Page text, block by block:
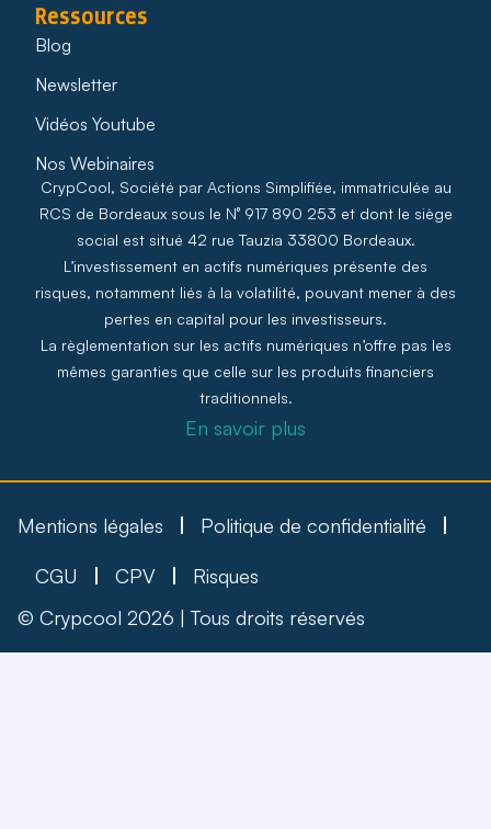
Ressources
Blog
Newsletter
Vidéos Youtube
Nos Webinaires
CrypCool, Société par Actions Simplifiée, immatriculée au
RCS de Bordeaux sous le N° 917 890 253 et dont le siège
social est situé 42 rue Tauzia 33800 Bordeaux.
L’investissement en actifs numériques présente des
risques, notamment liés à la volatilité, pouvant mener à des
pertes en capital pour les investisseurs.
La règlementation sur les actifs numériques n’offre pas les
mêmes garanties que celle sur les produits financiers
traditionnels.
En savoir plus
Mentions légales Politique de confidentialité
CGU CPV
Risques
© Crypcool 2026 | Tous droits réservés